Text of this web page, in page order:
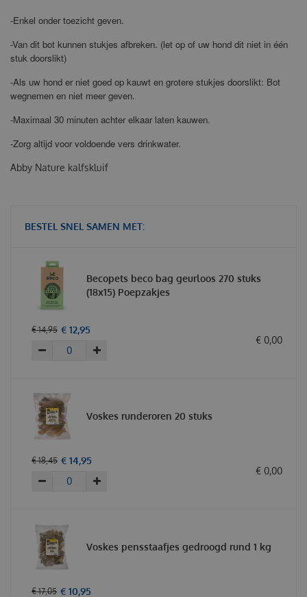
-Enkel onder toezicht geven.
-Van dit bot kunnen stukjes afbreken. (let op of uw hond dit niet in één
stuk doorslikt)
-Als uw hond er niet goed op kauwt en grotere stukjes doorslikt: Bot
wegnemen en niet meer geven.
-Maximaal 30 minuten achter elkaar laten kauwen.
-Zorg altijd voor voldoende vers drinkwater.
Abby Nature kalfskluif
BESTEL SNEL SAMEN MET:
Becopets beco bag geurloos 270 stuks
(18x15) Poepzakjes
€ 14,95 € 12,95
€ 0,00
Voskes runderoren 20 stuks
€ 18,45 € 14,95
€ 0,00
Voskes pensstaafjes gedroogd rund 1 kg
€ 17,05 € 10,95